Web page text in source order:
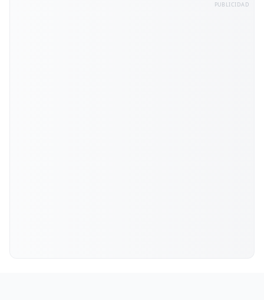
PUBLICIDAD